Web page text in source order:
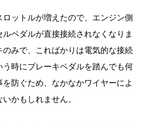
ットルが増えたので、エンジン側
ペダルが直接接続されなくなりま
のみで、こればかりは電気的な接続
う時にブレーキペダルを踏んでも何
を防ぐため、なかなかワイヤーによ
かもしれません。